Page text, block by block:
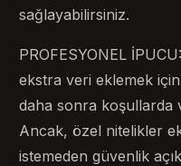
sağlayabilirsiniz.
PROFESYONEL
ekstra veri eklemek
daha sonra koşullarda
Ancak, özel nitelikler
istemeden güvenlik